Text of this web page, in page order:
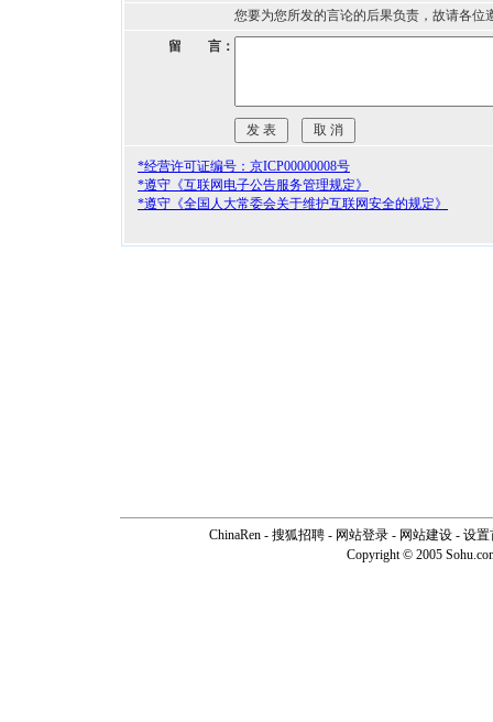
您要为您所发的言论的后果负责，故请各位
留 言：
*经营许可证编号：京ICP00000008号
*遵守《互联网电子公告服务管理规定》
*遵守《全国人大常委会关于维护互联网安全的规定》
ChinaRen - 搜狐招聘 - 网站登录 - 网站建设 - 设置
Copyright © 2005